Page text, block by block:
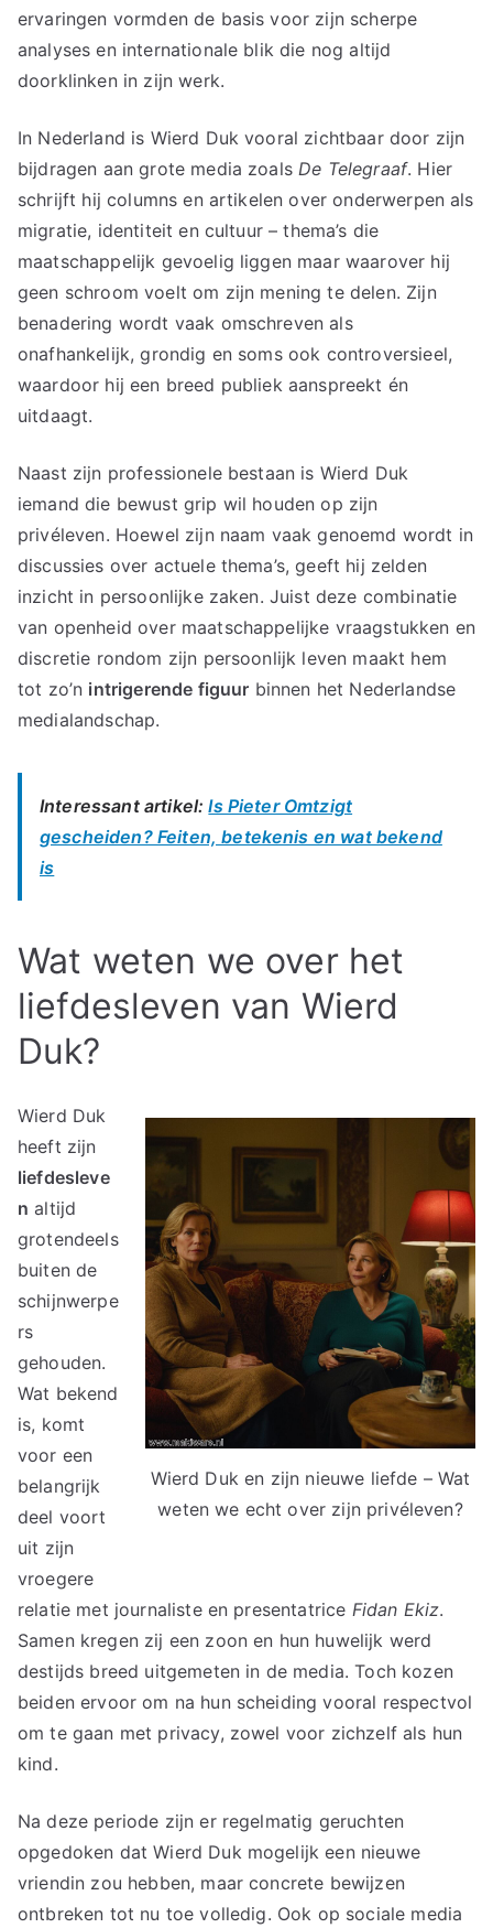
ervaringen vormden de basis voor zijn scherpe
analyses en internationale blik die nog altijd
doorklinken in zijn werk.
In Nederland is Wierd Duk vooral zichtbaar door zijn
bijdragen aan grote media zoals De Telegraaf. Hier
schrijft hij columns en artikelen over onderwerpen als
migratie, identiteit en cultuur – thema’s die
maatschappelijk gevoelig liggen maar waarover hij
geen schroom voelt om zijn mening te delen. Zijn
benadering wordt vaak omschreven als
onafhankelijk, grondig en soms ook controversieel,
waardoor hij een breed publiek aanspreekt én
uitdaagt.
Naast zijn professionele bestaan is Wierd Duk
iemand die bewust grip wil houden op zijn
privéleven. Hoewel zijn naam vaak genoemd wordt in
discussies over actuele thema’s, geeft hij zelden
inzicht in persoonlijke zaken. Juist deze combinatie
van openheid over maatschappelijke vraagstukken en
discretie rondom zijn persoonlijk leven maakt hem
tot zo’n intrigerende figuur binnen het Nederlandse
medialandschap.
Interessant artikel:Is Pieter Omtzigt
gescheiden? Feiten, betekenis en wat bekend
is
Wat weten we over het
liefdesleven van Wierd
Duk?
Wierd Duk en zijn nieuwe liefde – Wat
weten we echt over zijn privéleven?
Wierd Duk
heeft zijn
liefdesleve
n altijd
grotendeels
buiten de
schijnwerpe
rs
gehouden.
Wat bekend
is, komt
voor een
belangrijk
deel voort
uit zijn
vroegere
relatie met journaliste en presentatrice Fidan Ekiz.
Samen kregen zij een zoon en hun huwelijk werd
destijds breed uitgemeten in de media. Toch kozen
beiden ervoor om na hun scheiding vooral respectvol
om te gaan met privacy, zowel voor zichzelf als hun
kind.
Na deze periode zijn er regelmatig geruchten
opgedoken dat Wierd Duk mogelijk een nieuwe
vriendin zou hebben, maar concrete bewijzen
ontbreken tot nu toe volledig. Ook op sociale media